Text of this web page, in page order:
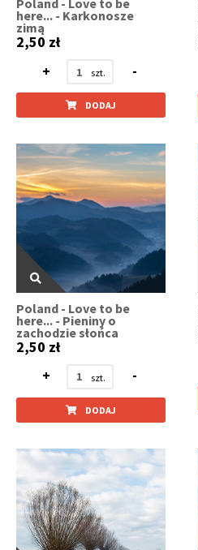
Poland - Love to be
here... - Karkonosze
zimą
2,50 zł
+
-
DODAJ
Poland - Love to be
here... - Pieniny o
zachodzie słońca
2,50 zł
+
-
DODAJ